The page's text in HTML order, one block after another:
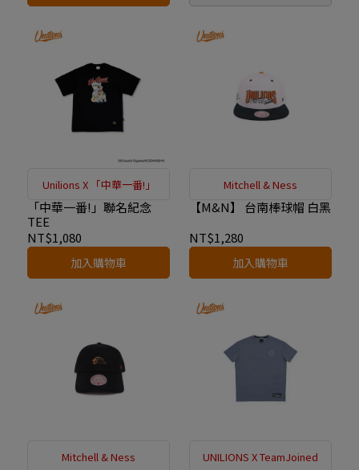
Unilions X 「中華一番!」
「中華一番!」聯名紀念
TEE
NT$1,080
加入購物車
Mitchell & Ness
【M&N】 台南棒球帽 白黑
NT$1,280
加入購物車
Mitchell & Ness UNILIONS X TeamJoined